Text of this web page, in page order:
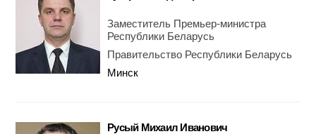
Заместитель Премьер-министра
Республики Беларусь
Правительство Республики Беларусь
Минск
Русый Михаил Иванович